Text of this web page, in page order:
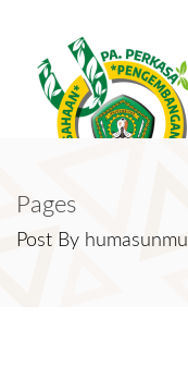
Pages
Post By humasunmul